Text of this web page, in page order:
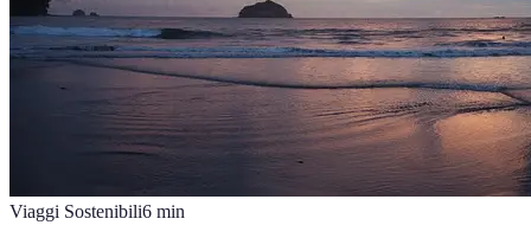
Viaggi Sostenibili6 min